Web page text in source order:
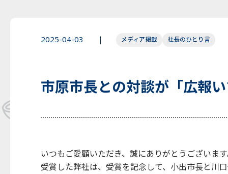
2025-04-03 メディア掲載 社長のひとり言
市原市長との対談が「広報
いつもご愛顧いただき、誠にありがとうございま
受賞した弊社は、受賞を記念して、小出市長と川